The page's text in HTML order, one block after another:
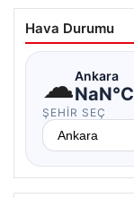
Hava Durumu
☁Ankara
NaN°C
ŞEHIR SEÇ